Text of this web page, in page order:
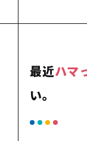
最近ハマ
い。